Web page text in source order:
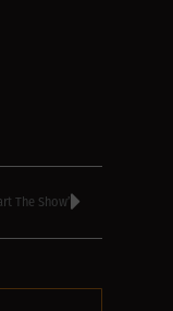
The Show’